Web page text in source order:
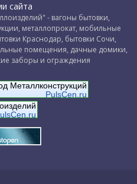
сайта
- вагоны бытовки,
металлопрокат, мобильные
Краснодар, бытовки Сочи,
помещения, дачные домики,
заборы и ограждения
Металлконструкций
PulsCen.ru